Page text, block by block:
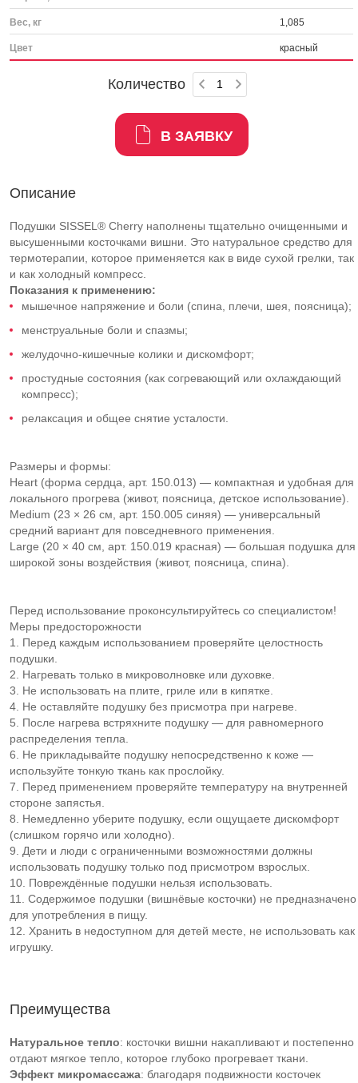
Вес, кг 1,085
Цвет красный
Количество
В ЗАЯВКУ
Описание
Подушки SISSEL® Cherry наполнены тщательно очищенными и
высушенными косточками вишни. Это натуральное средство для
термотерапии, которое применяется как в виде сухой грелки, так
и как холодный компресс.
Показания к применению:
мышечное напряжение и боли (спина, плечи, шея, поясница);
менструальные боли и спазмы;
желудочно-кишечные колики и дискомфорт;
простудные состояния (как согревающий или охлаждающий
компресс);
релаксация и общее снятие усталости.
Размеры и формы:
Heart (форма сердца, арт. 150.013) — компактная и удобная для
локального прогрева (живот, поясница, детское использование).
Medium (23 × 26 см, арт. 150.005 синяя) — универсальный
средний вариант для повседневного применения.
Large (20 × 40 см, арт. 150.019 красная) — большая подушка для
широкой зоны воздействия (живот, поясница, спина).
Перед использование проконсультируйтесь со специалистом!
Меры предосторожности
1. Перед каждым использованием проверяйте целостность
подушки.
2. Нагревать только в микроволновке или духовке.
3. Не использовать на плите, гриле или в кипятке.
4. Не оставляйте подушку без присмотра при нагреве.
5. После нагрева встряхните подушку — для равномерного
распределения тепла.
6. Не прикладывайте подушку непосредственно к коже —
используйте тонкую ткань как прослойку.
7. Перед применением проверяйте температуру на внутренней
стороне запястья.
8. Немедленно уберите подушку, если ощущаете дискомфорт
(слишком горячо или холодно).
9. Дети и люди с ограниченными возможностями должны
использовать подушку только под присмотром взрослых.
10. Повреждённые подушки нельзя использовать.
11. Содержимое подушки (вишнёвые косточки) не предназначено
для употребления в пищу.
12. Хранить в недоступном для детей месте, не использовать как
игрушку.
Преимущества
Натуральное тепло: косточки вишни накапливают и постепенно
отдают мягкое тепло, которое глубоко прогревает ткани.
Эффект микромассажа: благодаря подвижности косточек